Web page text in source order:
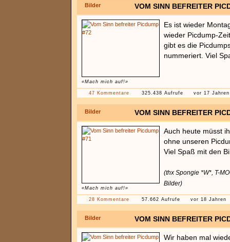
Bilder VOM SINN BEFREITER
«Mach mich auf!»
Es ist wieder
wieder Picdump-
gibt es die
nummeriert. Viel
47 Kommentare 325.438 Aufrufe vor 17 Jahren
Bilder VOM SINN BEFREITER
«Mach mich auf!»
Auch heute müsst
ohne unseren
Viel Spaß mit den
(thx Spongie *W*, T-
Bilder)
28 Kommentare 57.662 Aufrufe vor 18 Jahren
Bilder VOM SINN BEFREITER
Wir haben mal